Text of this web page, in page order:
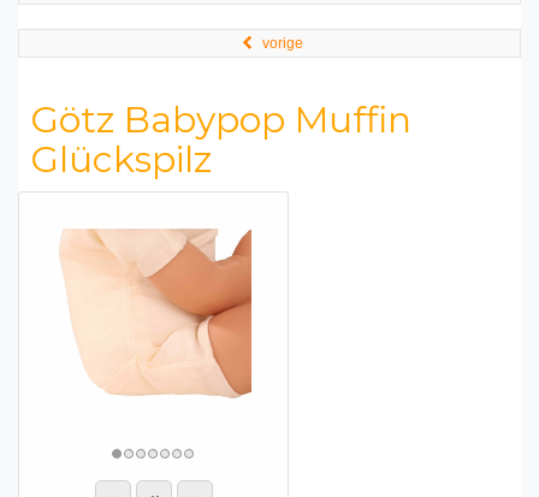
vorige
Götz Babypop Muffin
Glückspilz